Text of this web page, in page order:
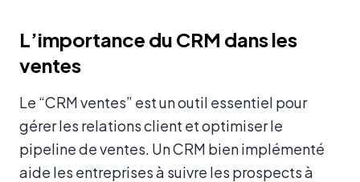
L’importance du CRM dans les
ventes
Le “CRM ventes” est un outil essentiel pour
gérer les relations client et optimiser le
pipeline de ventes. Un CRM bien implémenté
aide les entreprises à suivre les prospects à